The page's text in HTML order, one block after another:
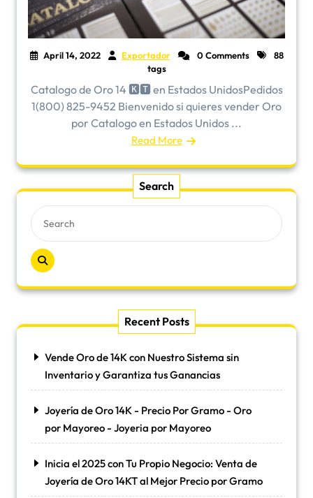
April 14, 2022 Exportador 0 Comments
88
tags
Catalogo de Oro 14 🅺🆃 en Estados UnidosPedidos
1(800) 825-9452 Bienvenido si quieres vender Oro
por Catalogo en Estados Unidos ...
Read More
Search
Recent Posts
Vende Oro de 14K con Nuestro Sistema sin
Inventario y Garantiza tus Ganancias
Joyería de Oro 14K - Precio Por Gramo - Oro
por Mayoreo - Joyeria por Mayoreo
Inicia el 2025 con Tu Propio Negocio: Venta de
Joyería de Oro 14KT al Mejor Precio por Gramo